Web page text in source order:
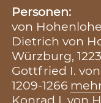
Personen:
von
Dietrich von
Würzburg,
Gottfried I.
1209-1266
Konrad I. von